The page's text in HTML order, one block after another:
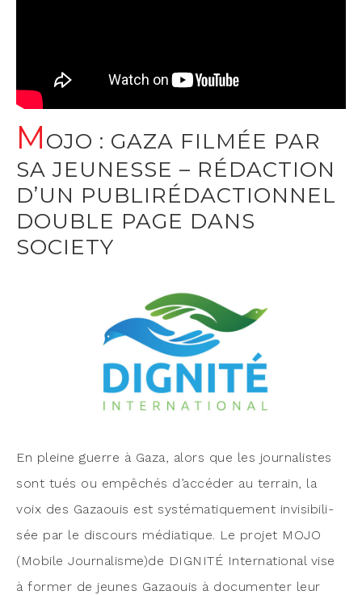
MOJO : GAZA FILMÉE PAR
SA JEUNESSE – RÉDACTION
D’UN PUBLIRÉDACTIONNEL
DOUBLE PAGE DANS
SOCIETY
En pleine guerre à Gaza, alors que les jour­na­listes
sont tués ou empê­chés d’ac­cé­der au ter­rain, la
voix des Gazaouis est sys­té­ma­ti­que­ment invi­si­bi­li­
sée par le dis­cours média­tique. Le pro­jet MOJO
(Mobile Journalisme)de DIGNITÉ Inter­na­tio­nal vise
à for­mer de jeunes Gazaouis à docu­men­ter leur